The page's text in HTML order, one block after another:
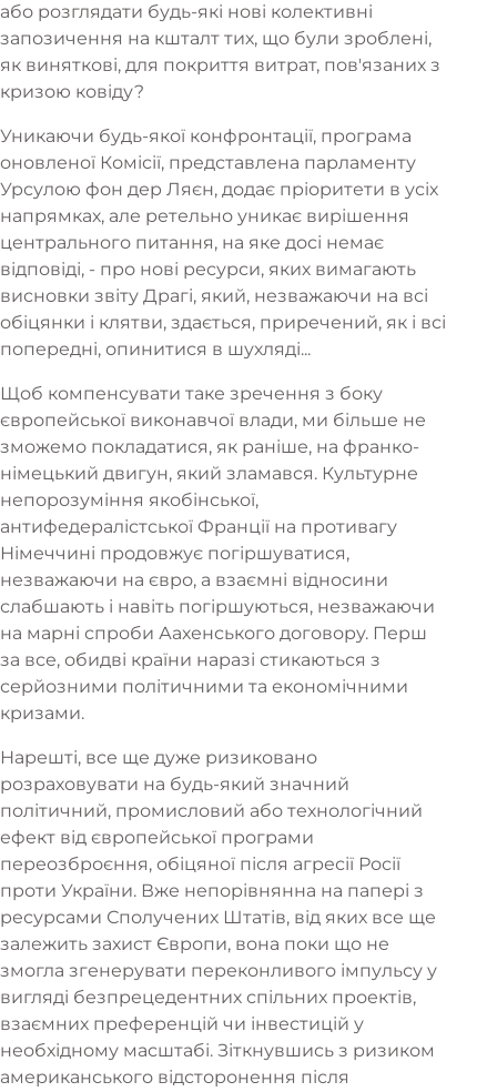
або розглядати будь-які нові колективні
запозичення на кшталт тих, що були зроблені,
як виняткові, для покриття витрат, пов'язаних з
кризою ковіду?
Уникаючи будь-якої конфронтації, програма
оновленої Комісії, представлена парламенту
Урсулою фон дер Ляєн, додає пріоритети в усіх
напрямках, але ретельно уникає вирішення
центрального питання, на яке досі немає
відповіді, - про нові ресурси, яких вимагають
висновки звіту Драгі, який, незважаючи на всі
обіцянки і клятви, здається, приречений, як і всі
попередні, опинитися в шухляді...
Щоб компенсувати таке зречення з боку
європейської виконавчої влади, ми більше не
зможемо покладатися, як раніше, на франко-
німецький двигун, який зламався. Культурне
непорозуміння якобінської,
антифедералістської Франції на противагу
Німеччині продовжує погіршуватися,
незважаючи на євро, а взаємні відносини
слабшають і навіть погіршуються, незважаючи
на марні спроби Аахенського договору. Перш
за все, обидві країни наразі стикаються з
серйозними політичними та економічними
кризами.
Нарешті, все ще дуже ризиковано
розраховувати на будь-який значний
політичний, промисловий або технологічний
ефект від європейської програми
переозброєння, обіцяної після агресії Росії
проти України. Вже непорівнянна на папері з
ресурсами Сполучених Штатів, від яких все ще
залежить захист Європи, вона поки що не
змогла згенерувати переконливого імпульсу у
вигляді безпрецедентних спільних проектів,
взаємних преференцій чи інвестицій у
необхідному масштабі. Зіткнувшись з ризиком
американського відсторонення після